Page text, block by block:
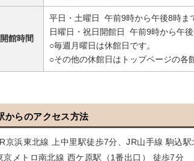
開館時間
平日・土曜日 午前9時から午後8時ま
日曜日・祝日開館日 午前9時から午
○毎週月曜日は休館日です。
○その他の休館日はトップページの各
からのアクセス方法
京浜東北線 上中里駅徒歩7分、JR山手線 駒込
京メトロ南北線 西ケ原駅（1番出口） 徒歩7分